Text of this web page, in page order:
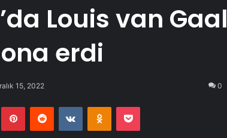
Louis van Gaal
erdi
15, 2022 0
PinterestReddit VKontakteOdnoklassniki
Pocket